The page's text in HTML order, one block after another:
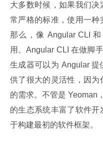
大多数时候，如果我们
常严格的标准，使用一种
那么，像 Angular CLI
用。Angular CLI 在做脚
生成器可以为 Angular 提
供了很大的灵活性，因
的需求。不管是 Yeoman
的生态系统丰富了软件开
于构建最初的软件框架。